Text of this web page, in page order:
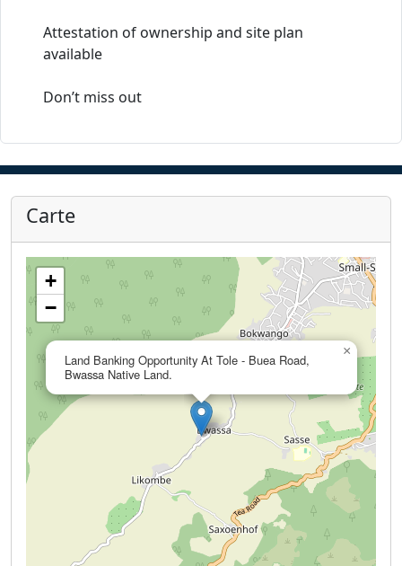
Attestation of ownership and site plan
available
Don’t miss out
Carte
Land Banking Opportunity At Tole - Buea Road,
Bwassa Native Land.
×
+
−